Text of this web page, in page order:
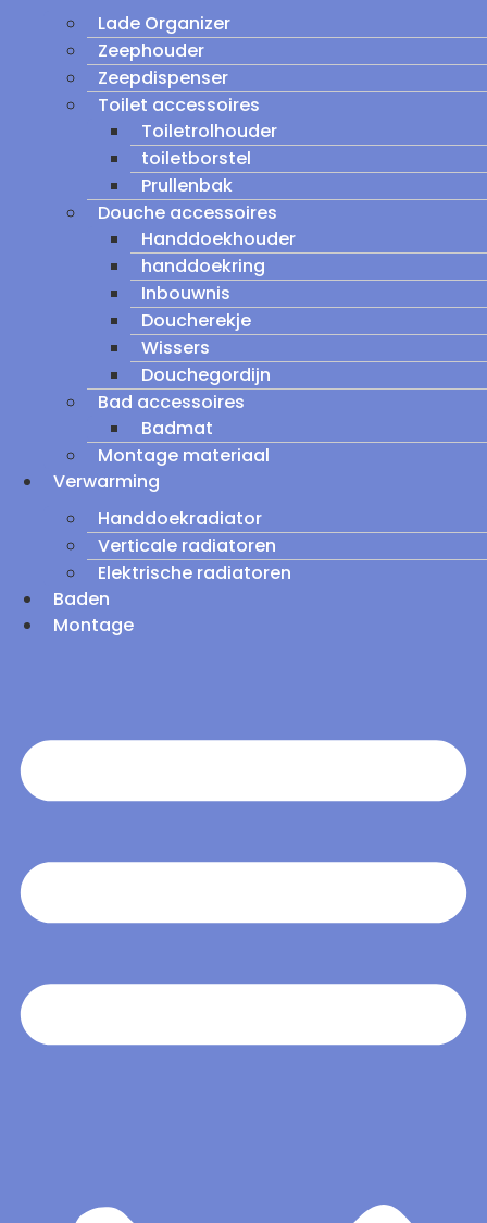
Lade Organizer
Zeephouder
Zeepdispenser
Toilet accessoires
Toiletrolhouder
toiletborstel
Prullenbak
Douche accessoires
Handdoekhouder
handdoekring
Inbouwnis
Doucherekje
Wissers
Douchegordijn
Bad accessoires
Badmat
Montage materiaal
Verwarming
Handdoekradiator
Verticale radiatoren
Elektrische radiatoren
Baden
Montage